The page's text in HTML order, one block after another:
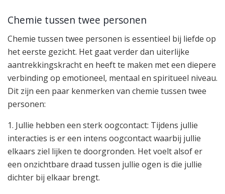
Chemie tussen twee personen
Chemie tussen twee personen is essentieel bij liefde op
het eerste gezicht. Het gaat verder dan uiterlijke
aantrekkingskracht en heeft te maken met een diepere
verbinding op emotioneel, mentaal en spiritueel niveau.
Dit zijn een paar kenmerken van chemie tussen twee
personen:
1. Jullie hebben een sterk oogcontact: Tijdens jullie
interacties is er een intens oogcontact waarbij jullie
elkaars ziel lijken te doorgronden. Het voelt alsof er
een onzichtbare draad tussen jullie ogen is die jullie
dichter bij elkaar brengt.